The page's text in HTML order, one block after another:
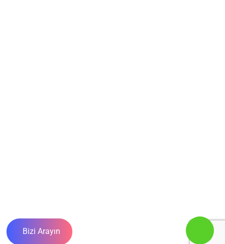
Bizi Arayın